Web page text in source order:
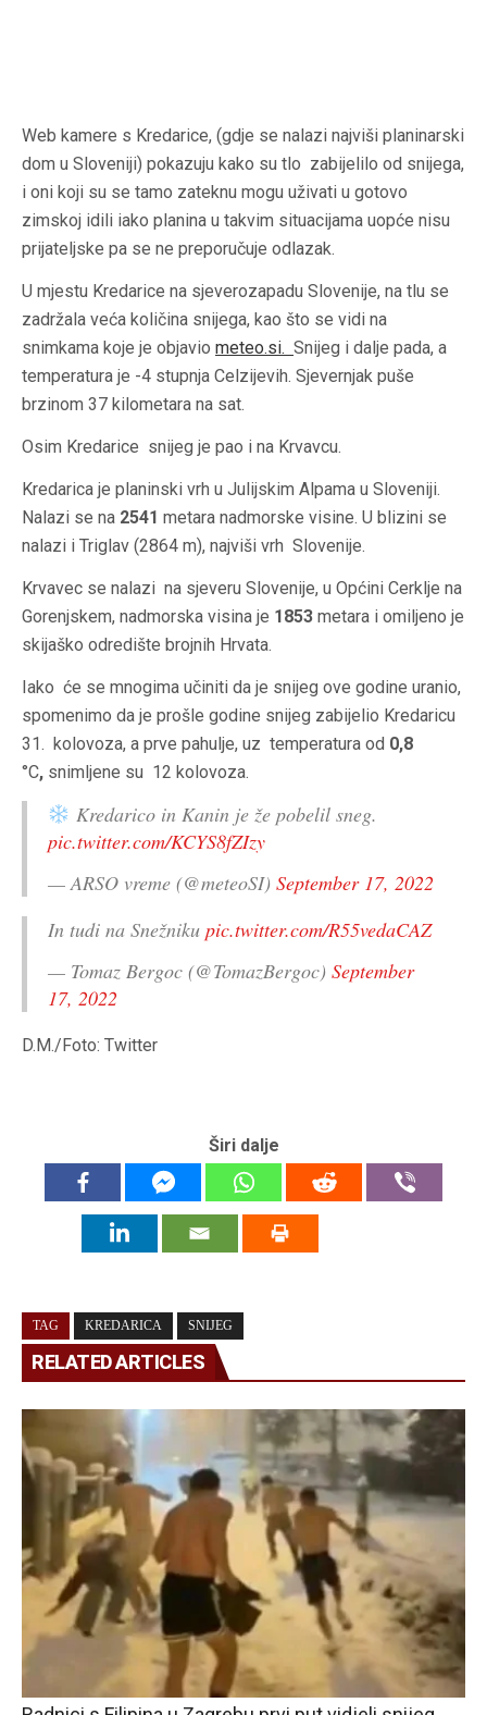
Web kamere s Kredarice, (gdje se nalazi najviši planinarski
dom u Sloveniji) pokazuju kako su tlo zabijelilo od snijega,
i oni koji su se tamo zateknu mogu uživati u gotovo
zimskoj idili iako planina u takvim situacijama uopće nisu
prijateljske pa se ne preporučuje odlazak.
U mjestu Kredarice na sjeverozapadu Slovenije, na tlu se
zadržala veća količina snijega, kao što se vidi na
snimkama koje je objavio meteo.si. Snijeg i dalje pada, a
temperatura je -4 stupnja Celzijevih. Sjevernjak puše
brzinom 37 kilometara na sat.
Osim Kredarice snijeg je pao i na Krvavcu.
Kredarica je planinski vrh u Julijskim Alpama u Sloveniji.
Nalazi se na 2541 metara nadmorske visine. U blizini se
nalazi i Triglav (2864 m), najviši vrh Slovenije.
Krvavec se nalazi na sjeveru Slovenije, u Općini Cerklje na
Gorenjskem, nadmorska visina je 1853 metara i omiljeno je
skijaško odredište brojnih Hrvata.
Iako će se mnogima učiniti da je snijeg ove godine uranio,
spomenimo da je prošle godine snijeg zabijelio Kredaricu
31. kolovoza, a prve pahulje, uz temperatura od 0,8
°C, snimljene su 12 kolovoza.
Kredarico in Kanin je že pobelil sneg.
pic.twitter.com/KCYS8fZIzy
— ARSO vreme (@meteoSI) September 17, 2022
In tudi na Snežniku pic.twitter.com/R55vedaCAZ
— Tomaz Bergoc (@TomazBergoc) September
17, 2022
D.M./Foto: Twitter
Širi dalje
TAG KREDARICA SNIJEG
RELATED ARTICLES